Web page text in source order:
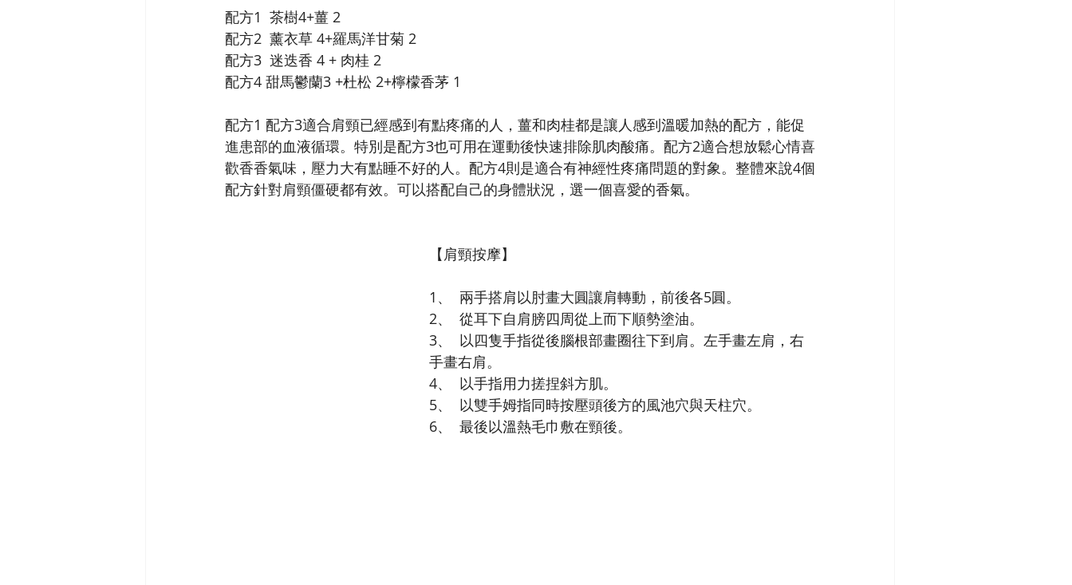
配方1  茶樹4+薑 2
配方2  薰衣草 4+羅馬洋甘菊 2
配方3  迷迭香 4 + 肉桂 2
配方4 甜馬鬱蘭3 +杜松 2+檸檬香茅 1
配方1 配方3適合肩頸已經感到有點疼痛的人，薑和肉桂都是讓人感到溫暖加熱的配方，能促
進患部的血液循環。特別是配方3也可用在運動後快速排除肌肉酸痛。配方2適合想放鬆心情喜
歡香香氣味，壓力大有點睡不好的人。配方4則是適合有神經性疼痛問題的對象。整體來說4個
配方針對肩頸僵硬都有效。可以搭配自己的身體狀況，選一個喜愛的香氣。
【肩頸按摩】
1、  兩手搭肩以肘畫大圓讓肩轉動，前後各5圓。
2、  從耳下自肩膀四周從上而下順勢塗油。
3、  以四隻手指從後腦根部畫圈往下到肩。左手畫左肩，右
手畫右肩。
4、  以手指用力搓捏斜方肌。
5、  以雙手姆指同時按壓頭後方的風池穴與天柱穴。
6、  最後以溫熱毛巾敷在頸後。